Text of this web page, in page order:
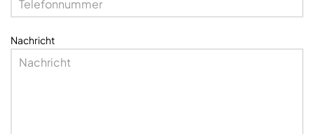
Nachricht